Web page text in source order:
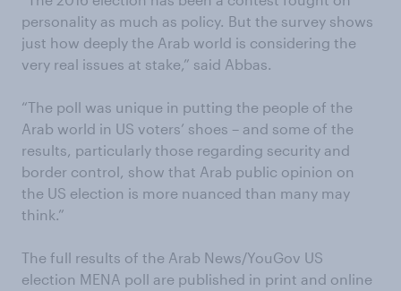
personality as much as policy. But the survey shows
just how deeply the Arab world is considering the
very real issues at stake,” said Abbas.
“The poll was unique in putting the people of the
Arab world in US voters’ shoes – and some of the
results, particularly those regarding security and
border control, show that Arab public opinion on
the US election is more nuanced than many may
think.”
The full results of the Arab News/YouGov US
election MENA poll are published in print and online